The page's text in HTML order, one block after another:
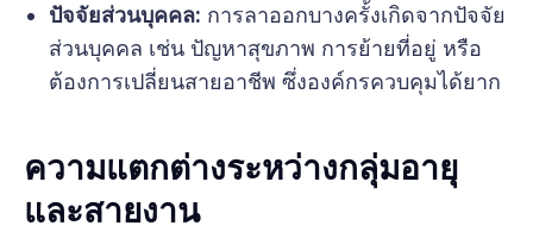
ปัจจัยส่วนบุคคล: การลาออกบางครั้งเกิดจากปัจจัย
ส่วนบุคคล เช่น ปัญหาสุขภาพ การย้ายที่อยู่ หรือ
ต้องการเปลี่ยนสายอาชีพ ซึ่งองค์กรควบคุมได้ยาก
ความแตกต่างระหว่างกลุ่มอายุ
และสายงาน